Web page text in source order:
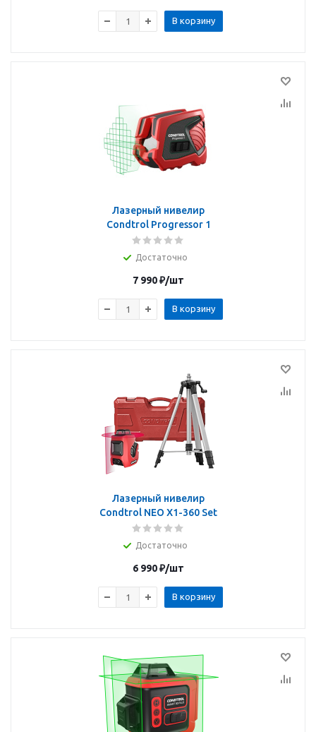
В корзину
Лазерный нивелир
Condtrol Progressor 1
Достаточно
7 990₽/шт
В корзину
Лазерный нивелир
Condtrol NEO X1-360 Set
Достаточно
6 990₽/шт
В корзину